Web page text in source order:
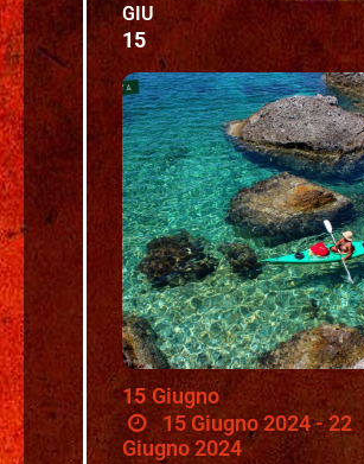
GIU
15
15 Giugno
15 Giugno 2024 - 22
Giugno 2024